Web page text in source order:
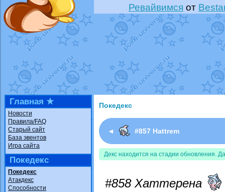
Ревайвимся от
Всё, трындец
Технические
доброе утро славяне
Йолда и Мимикью
от
Недовольный
The Dark Wishmaker
Shadow mismagius
художникотvicavica
Главная ★
Новости
Правила/FAQ
Старый сайт
База эвентов
Игра сайта
Покедекс
Покедекс
Атакдекс
Способности
Покедекс
◄ #857 Hattrem
Декс находится на стадии обновления.
#858 Хаттерена